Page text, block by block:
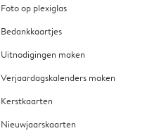
Foto op plexiglas
Bedankkaartjes
Uitnodigingen maken
Verjaardagskalenders maken
Kerstkaarten
Nieuwjaarskaarten